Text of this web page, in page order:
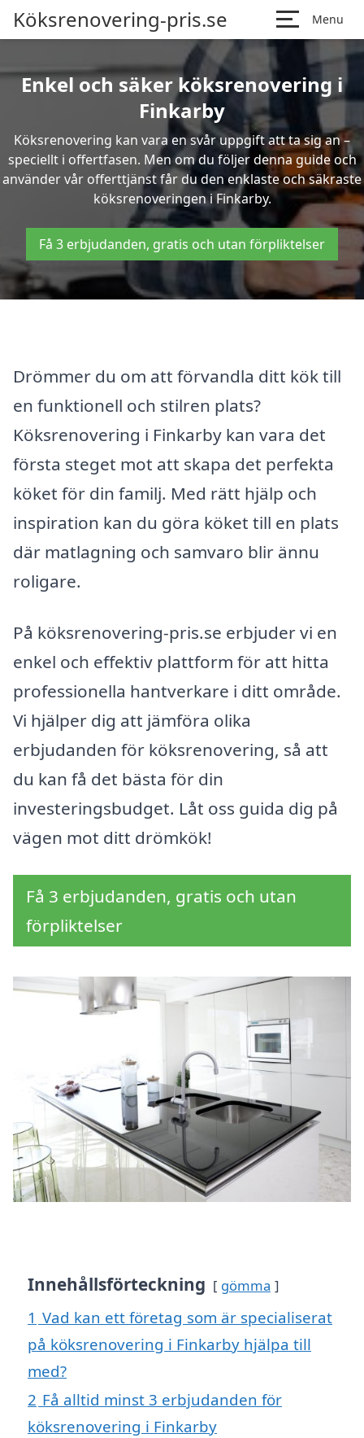
Köksrenovering-pris.se Menu
Enkel och säker köksrenovering i
Finkarby
Köksrenovering kan vara en svår uppgift att ta sig an –
speciellt i offertfasen. Men om du följer denna guide och
använder vår offerttjänst får du den enklaste och säkraste
köksrenoveringen i Finkarby.
Få 3 erbjudanden, gratis och utan förpliktelser
Drömmer du om att förvandla ditt kök till
en funktionell och stilren plats?
Köksrenovering i Finkarby kan vara det
första steget mot att skapa det perfekta
köket för din familj. Med rätt hjälp och
inspiration kan du göra köket till en plats
där matlagning och samvaro blir ännu
roligare.
På köksrenovering-pris.se erbjuder vi en
enkel och effektiv plattform för att hitta
professionella hantverkare i ditt område.
Vi hjälper dig att jämföra olika
erbjudanden för köksrenovering, så att
du kan få det bästa för din
investeringsbudget. Låt oss guida dig på
vägen mot ditt drömkök!
Få 3 erbjudanden, gratis och utan
förpliktelser
Innehållsförteckning gömma
1 Vad kan ett företag som är specialiserat
på köksrenovering i Finkarby hjälpa till
med?
2 Få alltid minst 3 erbjudanden för
köksrenovering i Finkarby